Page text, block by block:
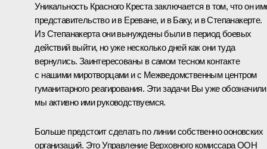
Уникальность Красного Креста заключается в том, что он
представительство и в Ереване, и в Баку, и в Степанакерте.
Из Степанакерта они вынуждены были в период боевых
действий выйти, но уже несколько дней как они туда
вернулись. Заинтересованы в самом тесном контакте
с нашими миротворцами и с Межведомственным центром
гуманитарного реагирования. Эти задачи Вы уже
мы активно ими руководствуемся.
Больше предстоит сделать по линии собственно ооновских
организаций. Это Управление Верховного комиссара ООН